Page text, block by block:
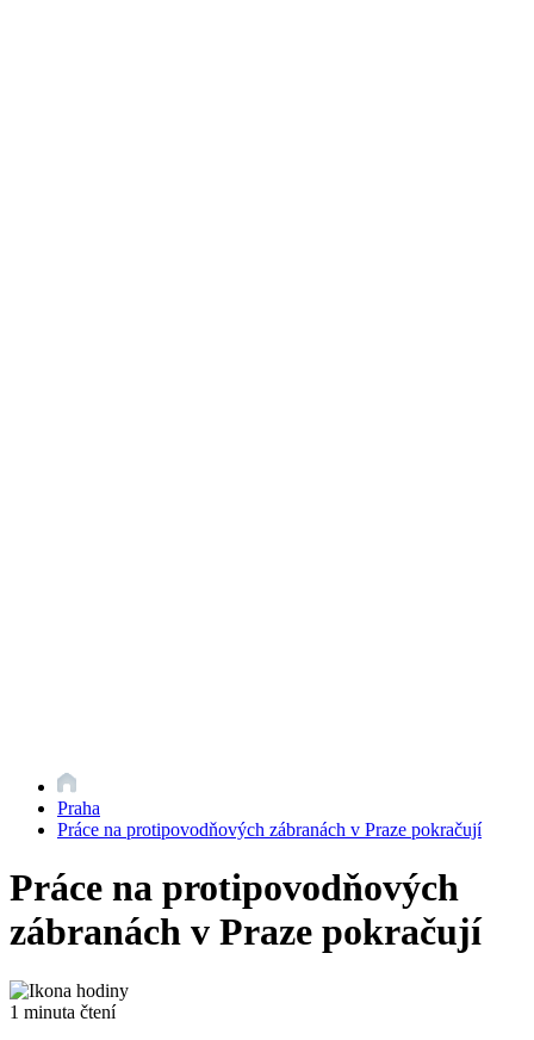
Praha
Práce na protipovodňových zábranách v Praze pokračují
Práce na protipovodňových
zábranách v Praze pokračují
1 minuta čtení